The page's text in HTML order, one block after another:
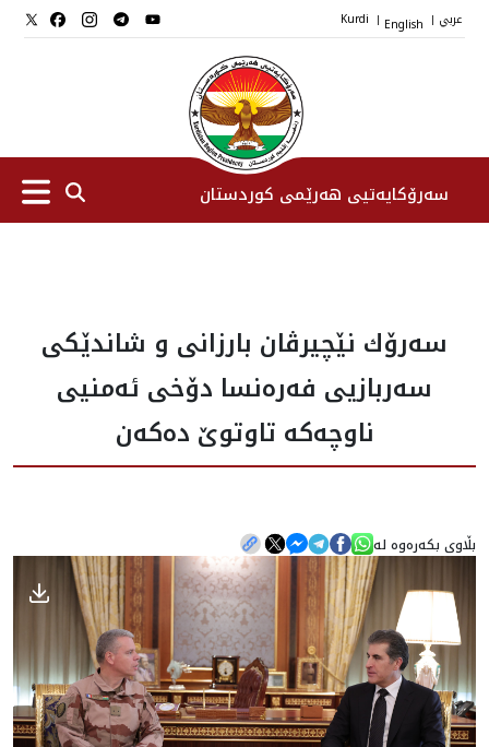
عربي |
English
|
Kurdi
سەرۆکایەتیی هەرێمی کوردستان
جێگرانی سه‌رۆک
ستافی سەرۆکایەتی
هه‌واڵ
گەلەری
سه‌رۆك نێچيرڤان بارزانى و شاندێكى
سه‌ربازيى فه‌ره‌نسا دۆخى ئه‌منيى
ناوچه‌كه‌ تاوتوێ ده‌كه‌ن
بڵاوی بکەرەوە لە